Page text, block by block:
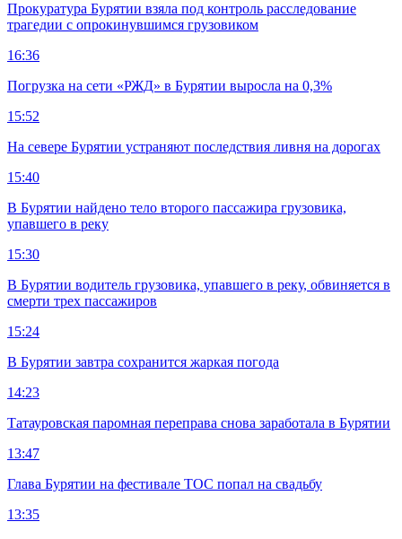
Прокуратура Бурятии взяла под контроль расследование
трагедии с опрокинувшимся грузовиком
16:36
Погрузка на сети «РЖД» в Бурятии выросла на 0,3%
15:52
На севере Бурятии устраняют последствия ливня на дорогах
15:40
В Бурятии найдено тело второго пассажира грузовика,
упавшего в реку
15:30
В Бурятии водитель грузовика, упавшего в реку, обвиняется в
смерти трех пассажиров
15:24
В Бурятии завтра сохранится жаркая погода
14:23
Татауровская паромная переправа снова заработала в Бурятии
13:47
Глава Бурятии на фестивале ТОС попал на свадьбу
13:35